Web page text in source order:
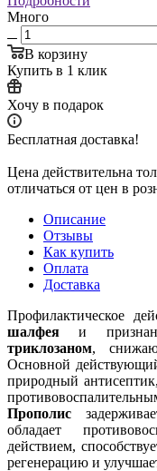
Много
В корзину
Купить в 1 клик
Хочу в подарок
Бесплатная доставка!
Цена действительна
отличаться от цен в
Описание
Отзывы
Как купить
Оплата
Доставка
Профилактическое
шалфея и
триклозаном,
Основной
природный
Прополис
обладает
действием,
регенерацию и